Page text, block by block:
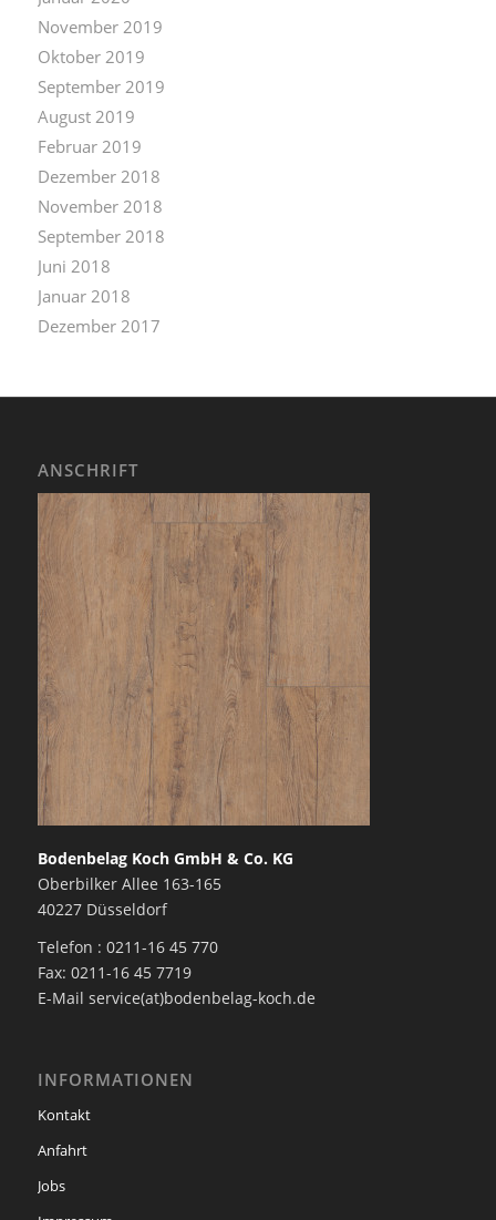
November 2019
Oktober 2019
September 2019
August 2019
Februar 2019
Dezember 2018
November 2018
September 2018
Juni 2018
Januar 2018
Dezember 2017
ANSCHRIFT
Bodenbelag Koch GmbH & Co. KG
Oberbilker Allee 163-165
40227 Düsseldorf
Telefon : 0211-16 45 770
Fax: 0211-16 45 7719
E-Mail service(at)bodenbelag-koch.de
INFORMATIONEN
Kontakt
Anfahrt
Jobs